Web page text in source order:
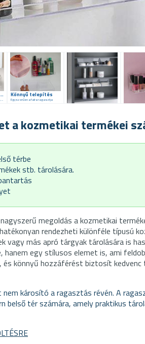
belső térbe
Alkalmas kozmetikai termékekre, parfümökre stb.
Könnyű telepítés
Egyszerűen a falra ragasztja
a kozmetikai termékei
térbe
stb. tárolására.
megoldás a kozmetikai
rendezheti különféle típusú
vagy más apró tárgyak tárolására is
hanem egy stílusos elemet is, ami
könnyű hozzáférést biztosít kedvenc
károsító a ragasztás révén. A
belső tér számára, amely praktikus